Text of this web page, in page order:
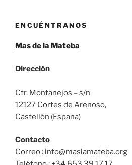
ENCUÉNTRANOS
Mas de la Mateba
Dirección
Ctr. Montanejos – s/n
12127 Cortes de Arenoso,
Castellón (España)
Contacto
Correo : info@maslamateba.org